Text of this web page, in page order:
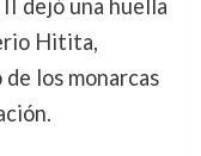
dejó una huella
Hitita,
los monarcas